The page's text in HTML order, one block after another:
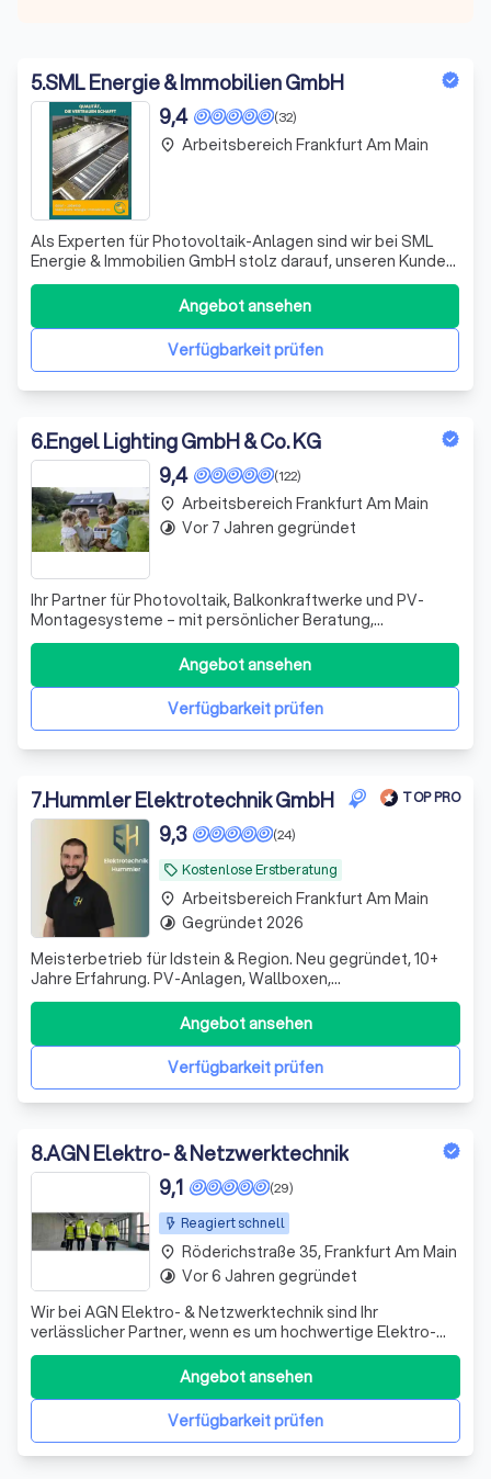
5.SML Energie & Immobilien GmbH
(32)
9,4
Als Experten für Photovoltaik-Anlagen sind wir bei SML
Energie & Immobilien GmbH stolz darauf, unseren Kunden
maßgeschneiderte Lösungen für ihre Energiebedürfnisse
zu bieten. Wir verstehen, dass jede Immobilie einzigartig
ist, und daher erfordert jede eine individuelle
Herangehensweise. Unser Team a
Verfügbarkeit prüfen
Angebot ansehen
place Arbeitsbereich Frankfurt Am Main
6.Engel Lighting GmbH & Co. KG
(122)
9,4
Ihr Partner für Photovoltaik, Balkonkraftwerke und PV-
Montagesysteme – mit persönlicher Beratung,
zuverlässigen Produkten und praxisnahen Lösungen für
Verfügbarkeit prüfen
Angebot ansehen
place Arbeitsbereich Frankfurt Am Main
timelapse Vor 7 Jahren gegründet
7.Hummler Elektrotechnik GmbH TOP PRO
local_offer Kostenlose Erstberatung
(24)
9,3
Meisterbetrieb für Idstein & Region. Neu gegründet, 10+
Jahre Erfahrung. PV-Anlagen, Wallboxen,
Elektroinstallation, Smart Home – zuverlässig, faire Preise.
Verfügbarkeit prüfen
Angebot ansehen
place Arbeitsbereich Frankfurt Am Main
timelapse Gegründet 2026
8.AGN Elektro- & Netzwerktechnik
Reagiert schnell
(29)
9,1
Wir bei AGN Elektro- & Netzwerktechnik sind Ihr
verlässlicher Partner, wenn es um hochwertige Elektro-
und Netzwerktechniklösungen in Frankfurt und Umgebung
geht. Unser erfahrenes Team aus Fachkräften widmet
sich mit Leidenschaft der Planung, Installation und
Wartung von elektrotechnischen und IT-ba
Verfügbarkeit prüfen
Angebot ansehen
place Röderichstraße 35, Frankfurt Am Main
timelapse Vor 6 Jahren gegründet